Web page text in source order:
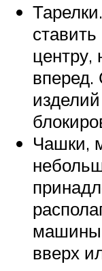
центру,
вперед.
Чашки,
вверх